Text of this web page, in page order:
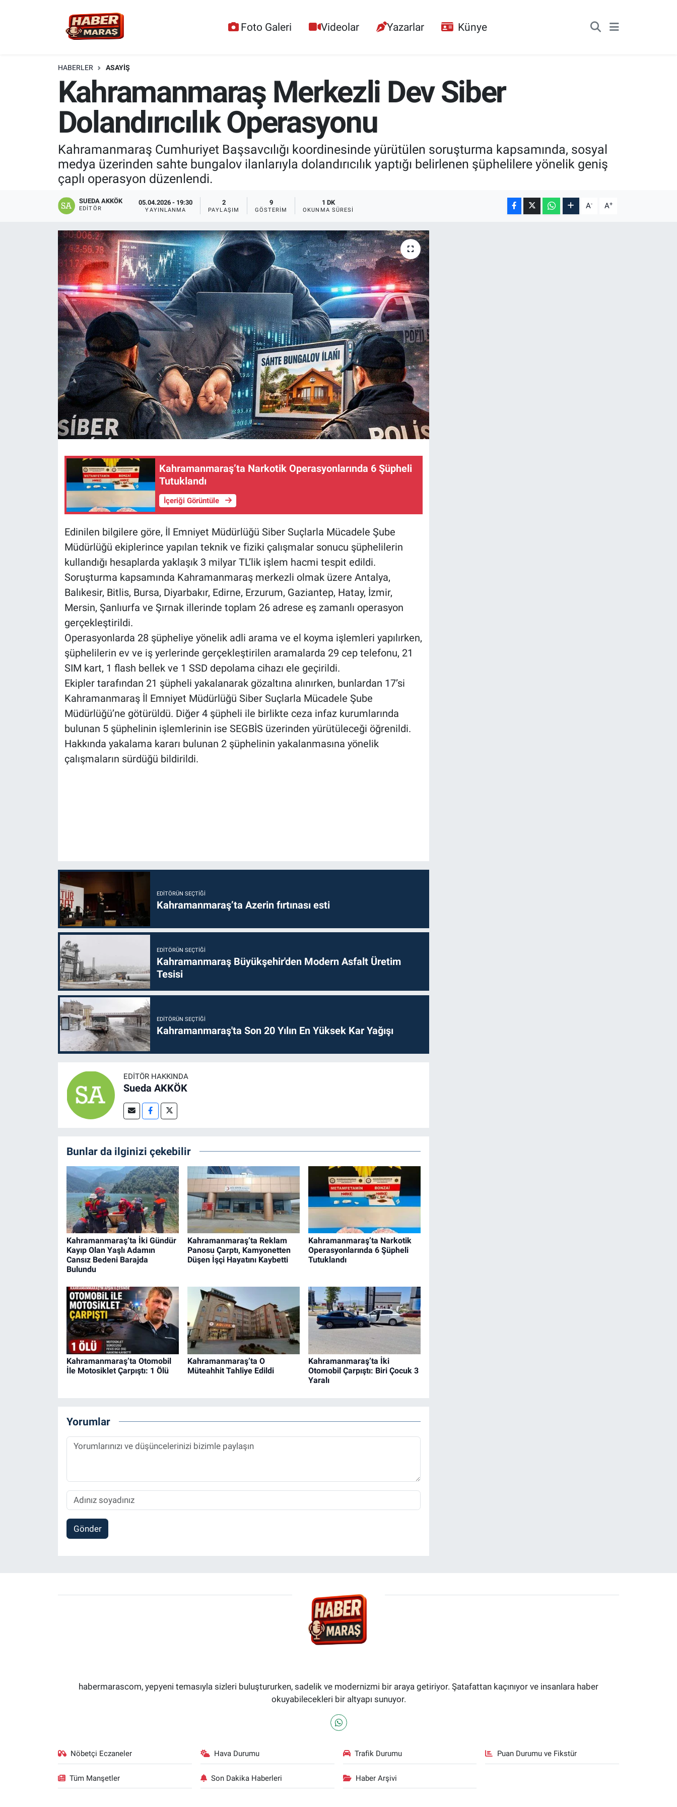
Foto Galeri Videolar Yazarlar Künye
HABERLER ASAYİŞ
Kahramanmaraş Merkezli Dev Siber
Dolandırıcılık Operasyonu
Kahramanmaraş Cumhuriyet Başsavcılığı koordinesinde yürütülen soruşturma kapsamında, sosyal
medya üzerinden sahte bungalov ilanlarıyla dolandırıcılık yaptığı belirlenen şüphelilere yönelik geniş
çaplı operasyon düzenlendi.
SUEDA AKKÖK
EDITÖR
05.04.2026 - 19:30
YAYINLANMA
2
PAYLAŞIM
9
GÖSTERIM
1 DK
OKUNMA SÜRESI A- A+
Kahramanmaraş’ta Narkotik Operasyonlarında 6 Şüpheli
Tutuklandı
İçeriği Görüntüle
Edinilen bilgilere göre, İl Emniyet Müdürlüğü Siber Suçlarla Mücadele Şube
Müdürlüğü ekiplerince yapılan teknik ve fiziki çalışmalar sonucu şüphelilerin
kullandığı hesaplarda yaklaşık 3 milyar TL’lik işlem hacmi tespit edildi.
Soruşturma kapsamında Kahramanmaraş merkezli olmak üzere Antalya,
Balıkesir, Bitlis, Bursa, Diyarbakır, Edirne, Erzurum, Gaziantep, Hatay, İzmir,
Mersin, Şanlıurfa ve Şırnak illerinde toplam 26 adrese eş zamanlı operasyon
gerçekleştirildi.
Operasyonlarda 28 şüpheliye yönelik adli arama ve el koyma işlemleri yapılırken,
şüphelilerin ev ve iş yerlerinde gerçekleştirilen aramalarda 29 cep telefonu, 21
SIM kart, 1 flash bellek ve 1 SSD depolama cihazı ele geçirildi.
Ekipler tarafından 21 şüpheli yakalanarak gözaltına alınırken, bunlardan 17’si
Kahramanmaraş İl Emniyet Müdürlüğü Siber Suçlarla Mücadele Şube
Müdürlüğü’ne götürüldü. Diğer 4 şüpheli ile birlikte ceza infaz kurumlarında
bulunan 5 şüphelinin işlemlerinin ise SEGBİS üzerinden yürütüleceği öğrenildi.
Hakkında yakalama kararı bulunan 2 şüphelinin yakalanmasına yönelik
çalışmaların sürdüğü bildirildi.
EDITÖRÜN SEÇTIĞI
Kahramanmaraş’ta Azerin fırtınası esti
EDITÖRÜN SEÇTIĞI
Kahramanmaraş Büyükşehir'den Modern Asfalt Üretim
Tesisi
EDITÖRÜN SEÇTIĞI
Kahramanmaraş'ta Son 20 Yılın En Yüksek Kar Yağışı
EDITÖR HAKKINDA
Sueda AKKÖK
Bunlar da ilginizi çekebilir
Kahramanmaraş’ta İki Gündür
Kayıp Olan Yaşlı Adamın
Cansız Bedeni Barajda
Bulundu
Kahramanmaraş’ta Reklam
Panosu Çarptı, Kamyonetten
Düşen İşçi Hayatını Kaybetti
Kahramanmaraş’ta Narkotik
Operasyonlarında 6 Şüpheli
Tutuklandı
Kahramanmaraş’ta Otomobil
İle Motosiklet Çarpıştı: 1 Ölü
Kahramanmaraş’ta O
Müteahhit Tahliye Edildi
Kahramanmaraş’ta İki
Otomobil Çarpıştı: Biri Çocuk 3
Yaralı
Yorumlar
Gönder
habermarascom, yepyeni temasıyla sizleri buluştururken, sadelik ve modernizmi bir araya getiriyor. Şatafattan kaçınıyor ve insanlara haber
okuyabilecekleri bir altyapı sunuyor.
Nöbetçi Eczaneler Hava Durumu Trafik Durumu Puan Durumu ve Fikstür
Tüm Manşetler Son Dakika Haberleri Haber Arşivi
YEREL YÖNETİM
GÜNCEL
BİLİM VE TEKNOLOJİ
KADIN AİLE
SAĞLIK
EĞİTİM
MAGAZİN
KÜLTÜR-SANAT
Nöbetçi Eczaneler
Hava Durumu
Trafik Durumu
Süper Lig Puan Durumu ve Fikstür
Son Dakika Haberleri